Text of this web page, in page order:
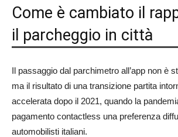
Come è cambiato il
il parcheggio in città
Il passaggio dal parchimetro all’app non è
ma il risultato di una transizione partita
accelerata dopo il 2021, quando la
pagamento contactless una preferenza
automobilisti italiani.